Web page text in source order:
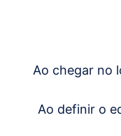
Ao chegar no
Ao definir o